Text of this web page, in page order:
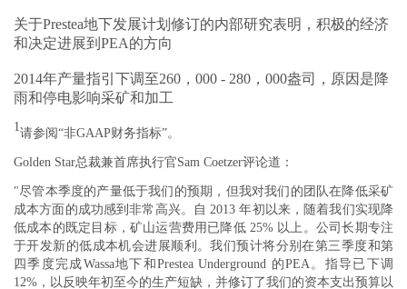
关于Prestea地下发展计划修订的内部研究表明，积极的经济
和决定进展到PEA的方向
2014年产量指引下调至260，000 - 280，000盎司，原因是降
雨和停电影响采矿和加工
1 请参阅“非GAAP财务指标”。
Golden Star总裁兼首席执行官Sam Coetzer评论道：
"尽管本季度的产量低于我们的预期，但我对我们的团队在降低采矿
成本方面的成功感到非常高兴。自 2013 年初以来，随着我们实现降
低成本的既定目标，矿山运营费用已降低 25% 以上。公司长期专注
于开发新的低成本机会进展顺利。我们预计将分别在第三季度和第
四季度完成Wassa地下和Prestea Underground 的PEA。指导已下调
12%，以反映年初至今的生产短缺，并修订了我们的资本支出预算以